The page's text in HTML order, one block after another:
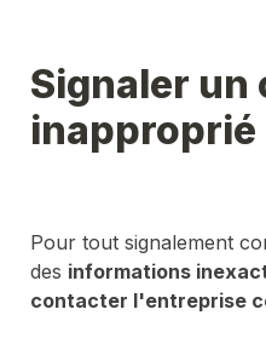
Signaler un
inapproprié
Pour tout signalement
des informations
contacter l'entreprise